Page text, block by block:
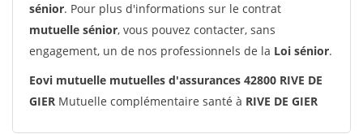
sénior. Pour plus d'informations sur le contrat
mutuelle sénior, vous pouvez contacter, sans
engagement, un de nos professionnels de la Loi sénior.
Eovi mutuelle mutuelles d'assurances 42800 RIVE DE
GIER Mutuelle complémentaire santé à RIVE DE GIER